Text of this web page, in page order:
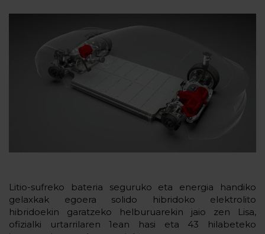
Litio-sufreko bateria seguruko eta energia handiko
gelaxkak egoera solido hibridoko elektrolito
hibridoekin garatzeko helburuarekin jaio zen Lisa,
ofizialki urtarrilaren 1ean hasi eta 43 hilabeteko